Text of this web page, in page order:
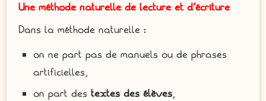
Une méthode naturelle de lecture et d’écriture
Dans la méthode naturelle :
on ne part pas de manuels ou de phrases
artificielles,
on part destextes des élèves,